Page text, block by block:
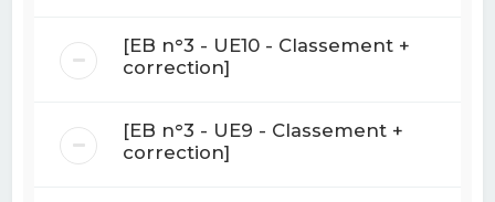
[EB n°3 - UE10 - Classement +
correction]
[EB n°3 - UE9 - Classement +
correction]